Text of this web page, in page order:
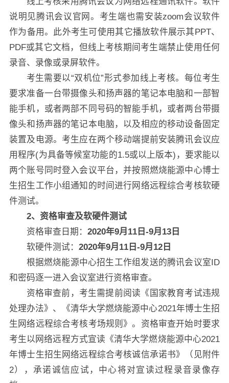
说明见腾讯会议官网。考生端也需安装zoom会议软件
作为备用。此外考生可使用其它播放软件展示其PPT、
PDF或其它文档，但线上考核期间考生端禁止使用任何
录音、录像或录屏软件。
考生需要以“双机位”形式参加线上考核。每位考生
要求准备一台带摄像头和扬声器的笔记本电脑和一部智
能手机，或者两部不同号码的智能手机，或者两台带摄
像头和扬声器的笔记本电脑，以及相应的移动设备固定
装置及电源。考生应在两个移动端提前安装腾讯会议应
用程序(为具备等候室功能的1.5或以上版本)，要求能以
两个账号同时登入会议平台，并按照燃烧能源中心博士
生招生工作小组通知的时间进行网络远程综合考核软硬
件测试。
2、 资格审查及软硬件测试
资格审查日期： 2020年9月11日-9月13日
软硬件测试： 2020年9月11日-9月12日
根据燃烧能源中心招生工作组发送的腾讯会议室ID
和密码逐一进入会议室进行资格审查。
资格审查前，考生需提前阅读《国家教育考试违规
处理办法》、《清华大学燃烧能源中心2021年博士生招
生网络远程综合考核考场规则》。资格审查开始时要求
考生以网络远程方式宣读《清华大学燃烧能源中心2021
年博士生招生网络远程综合考核诚信承诺书》（见附件
2），承诺诚信应试，中心将对宣读过程录音录像存